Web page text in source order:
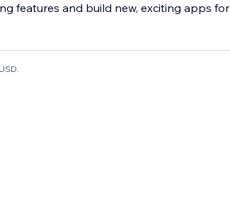
features and build new, exciting apps for